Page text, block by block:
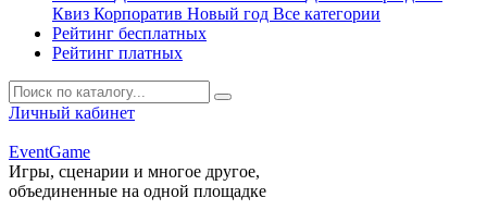
Квиз Корпоратив Новый год Все категории
Рейтинг бесплатных
Рейтинг платных
Личный кабинет
EventGame
Игры, сценарии и многое другое,
объединенные на одной площадке